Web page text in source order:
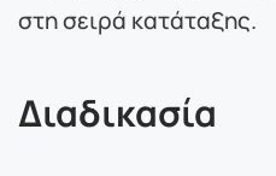
στη σειρά κατάταξης.
Διαδικασία